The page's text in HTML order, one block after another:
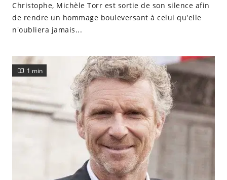
Christophe, Michèle Torr est sortie de son silence afin
de rendre un hommage bouleversant à celui qu'elle
n'oubliera jamais...
1 min